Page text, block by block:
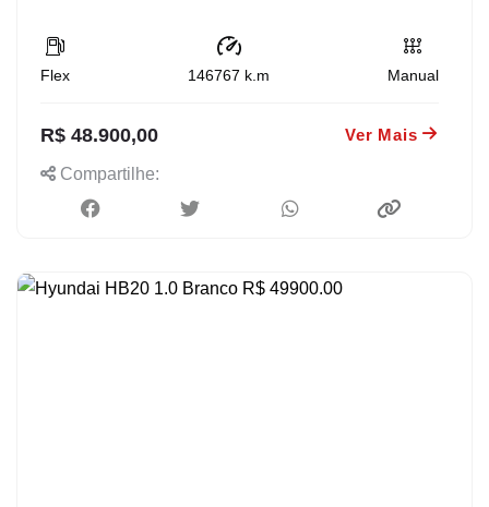
Flex 146767 k.m Manual
R$ 48.900,00 Ver Mais
Compartilhe: